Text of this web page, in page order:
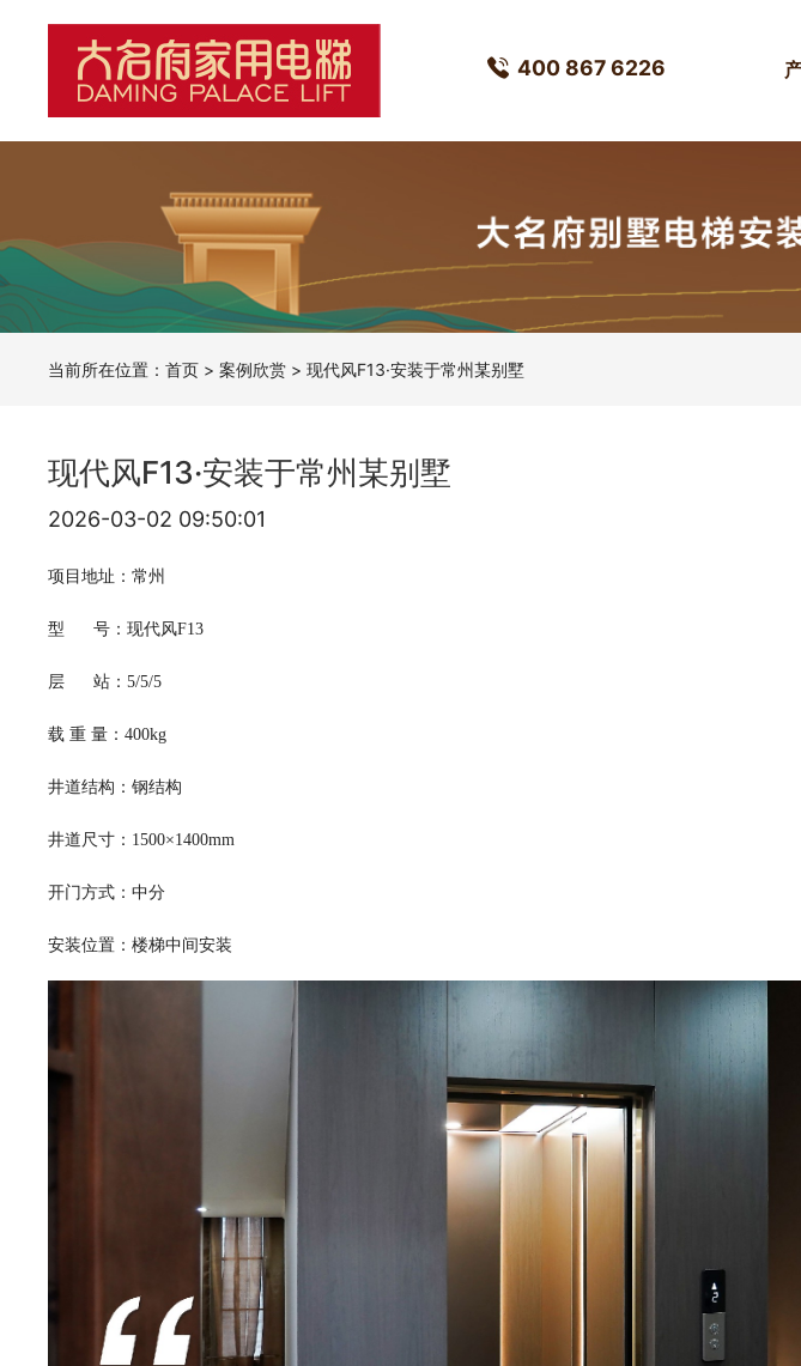
400 867 6226
当前所在位置： 首页 > 案例欣赏 > 现代风F13·安装于常州某别墅
现代风F13·安装于常州某别墅
2026-03-02 09:50:01
项目地址：常州
型 号：现代风F13
层 站：5/5/5
载 重 量：400kg
井道结构：钢结构
井道尺寸：1500×1400mm
开门方式：中分
安装位置：楼梯中间安装